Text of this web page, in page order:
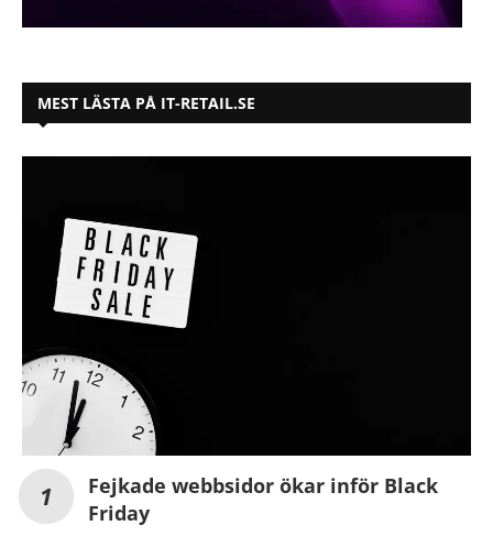
MEST LÄSTA PÅ IT-RETAIL.SE
Fejkade webbsidor ökar inför Black
Friday